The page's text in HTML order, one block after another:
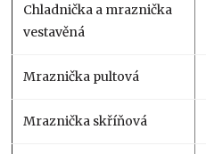
Chladnička a mraznička
vestavěná
Mraznička pultová
Mraznička skříňová